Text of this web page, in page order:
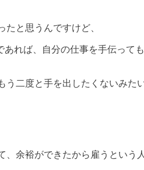
と思うんですけど、
れば、自分の仕事を手伝って
う二度と手を出したくないみた
余裕ができたから雇うという